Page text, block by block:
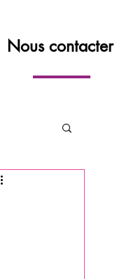
Nous contacter